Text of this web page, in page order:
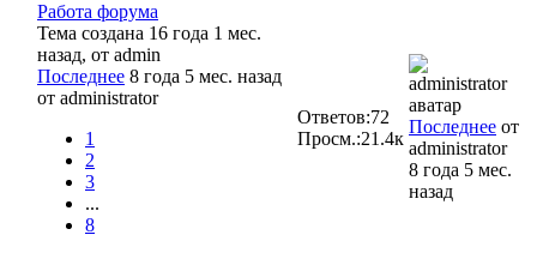
Работа форума
Тема создана 16 года 1 мес.
назад, от admin
Последнее 8 года 5 мес. назад
от administrator
1
2
3
...
8
Ответов:72
Просм.:21.4к
Последнее от
administrator
8 года 5 мес.
назад